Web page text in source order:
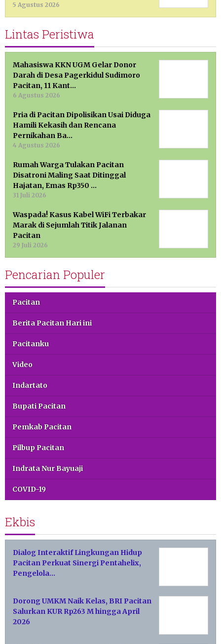
5 Agustus 2026
Lintas Peristiwa
Mahasiswa KKN UGM Gelar Donor
Darah di Desa Pagerkidul Sudimoro
Pacitan, 11 Kant…
6 Agustus 2026
Pria di Pacitan Dipolisikan Usai Diduga
Hamili Kekasih dan Rencana
Pernikahan Ba…
4 Agustus 2026
Rumah Warga Tulakan Pacitan
Disatroni Maling Saat Ditinggal
Hajatan, Emas Rp350 …
31 Juli 2026
Waspada! Kasus Kabel WiFi Terbakar
Marak di Sejumlah Titik Jalanan
Pacitan
29 Juli 2026
Pencarian Populer
Pacitan
Berita Pacitan Hari ini
Pacitanku
Video
Indartato
Bupati Pacitan
Pemkab Pacitan
Pilbup Pacitan
Indrata Nur Bayuaji
COVID-19
Ekbis
Dialog Interaktif Lingkungan Hidup
Pacitan Perkuat Sinergi Pentahelix,
Pengelola…
Dorong UMKM Naik Kelas, BRI Pacitan
Salurkan KUR Rp263 M hingga April
2026